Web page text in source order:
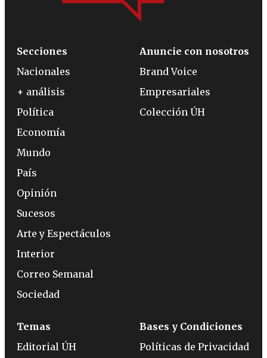
Secciones
Nacionales
+ análisis
Política
Economía
Mundo
País
Opinión
Sucesos
Arte y Espectáculos
Interior
Correo Semanal
Sociedad
Anuncie con nosotros
Brand Voice
Empresariales
Colección ÚH
Temas
Editorial ÚH
Bases y Condiciones
Políticas de Privacidad